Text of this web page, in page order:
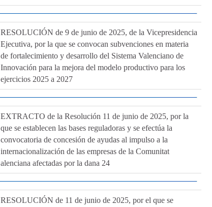
RESOLUCIÓN de 9 de junio de 2025, de la Vicepresidencia
Ejecutiva, por la que se convocan subvenciones en materia
de fortalecimiento y desarrollo del Sistema Valenciano de
Innovación para la mejora del modelo productivo para los
ejercicios 2025 a 2027
EXTRACTO de la Resolución 11 de junio de 2025, por la
que se establecen las bases reguladoras y se efectúa la
convocatoria de concesión de ayudas al impulso a la
internacionalización de las empresas de la Comunitat
alenciana afectadas por la dana 24
RESOLUCIÓN de 11 de junio de 2025, por el que se